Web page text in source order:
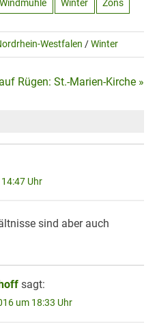
Windmühle Winter Zons
Westfalen /Winter
Rügen: St.-Marien-Kirche »
Uhr
sind aber auch
sagt:
um 18:33 Uhr